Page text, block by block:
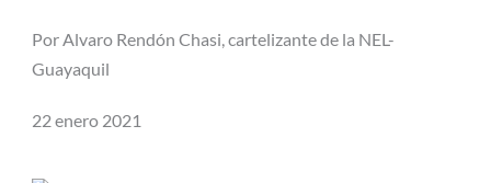
Por Alvaro Rendón Chasi, cartelizante de la NEL-
Guayaquil
22 enero 2021